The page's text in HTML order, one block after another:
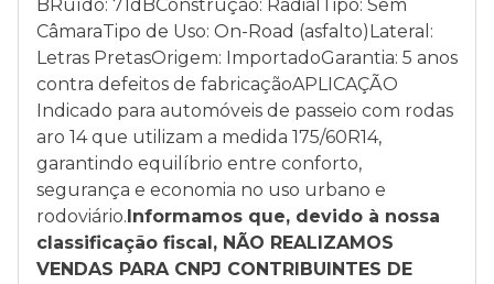
BRuído: 71dBConstrução: RadialTipo: Sem
CâmaraTipo de Uso: On-Road (asfalto)Lateral:
Letras PretasOrigem: ImportadoGarantia: 5 anos
contra defeitos de fabricaçãoAPLICAÇÃO
Indicado para automóveis de passeio com rodas
aro 14 que utilizam a medida 175/60R14,
garantindo equilíbrio entre conforto,
segurança e economia no uso urbano e
rodoviário.Informamos que, devido à nossa
classificação fiscal, NÃO REALIZAMOS
VENDAS PARA CNPJ CONTRIBUINTES DE